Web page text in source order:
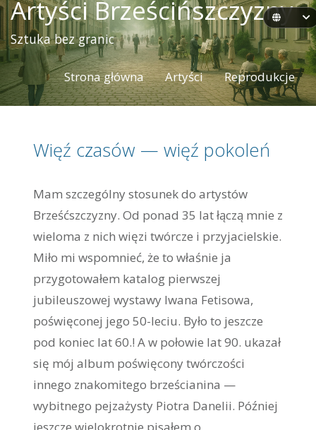
Artyści Brześcińszczyzny
Sztuka bez granic
Strona główna Artyści Reprodukcje
Więź czasów — więź pokoleń
Mam szczególny stosunek do artystów
Brześćszczyzny. Od ponad 35 lat łączą mnie z
wieloma z nich więzi twórcze i przyjacielskie.
Miło mi wspomnieć, że to właśnie ja
przygotowałem katalog pierwszej
jubileuszowej wystawy Iwana Fetisowa,
poświęconej jego 50-leciu. Było to jeszcze
pod koniec lat 60.! A w połowie lat 90. ukazał
się mój album poświęcony twórczości
innego znakomitego brześcianina —
wybitnego pejzażysty Piotra Danelii. Później